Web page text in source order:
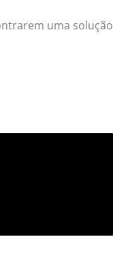
uma solução